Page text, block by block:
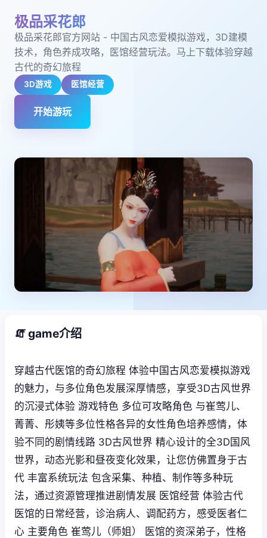
极品采花郎
极品采花郎官方网站 - 中国古风恋爱模拟游戏，3D建模
技术，角色养成攻略，医馆经营玩法。马上下载体验穿越
古代的奇幻旅程
3D游戏 医馆经营
开始游玩
🧯 game介绍
穿越古代医馆的奇幻旅程 体验中国古风恋爱模拟游戏
的魅力，与多位角色发展深厚情感，享受3D古风世界
的沉浸式体验 游戏特色 多位可攻略角色 与崔莺儿、
菁菁、彤姨等多位性格各异的女性角色培养感情，体
验不同的剧情线路 3D古风世界 精心设计的全3D国风
世界，动态光影和昼夜变化效果，让您仿佛置身于古
代 丰富系统玩法 包含采集、种植、制作等多种玩
法，通过资源管理推进剧情发展 医馆经营 体验古代
医馆的日常经营，诊治病人、调配药方，感受医者仁
心 主要角色 崔莺儿（师姐） 医馆的资深弟子，性格